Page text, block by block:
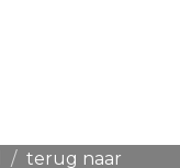
terug naar